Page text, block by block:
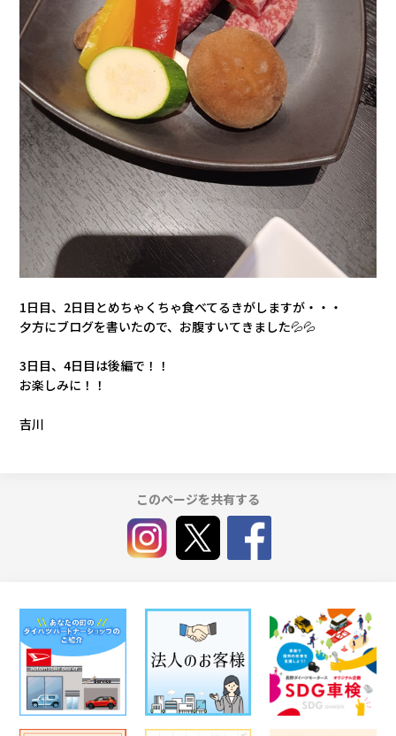
1日目、2日目とめちゃくちゃ食べてるきがしますが・・・
夕方にブログを書いたので、お腹すいてきました💦💦
3日目、4日目は後編で！！
お楽しみに！！
吉川
このページを共有する